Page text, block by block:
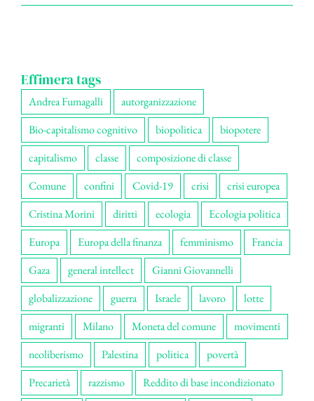
Effimera tags
Andrea Fumagalli
autorganizzazione
Bio-capitalismo cognitivo
biopolitica
biopotere
capitalismo
classe
composizione di classe
Comune
confini Covid-19 crisi
crisi europea
Cristina Morini
diritti ecologia
Ecologia politica
Europa
Europa della finanza femminismo
Francia
Gaza
general intellect
Gianni Giovannelli
globalizzazione
guerra Israele lavoro
lotte
migranti
Milano Moneta del comune
movimenti
neoliberismo
Palestina politica
povertà
Precarietà
razzismo Reddito di base incondizionato